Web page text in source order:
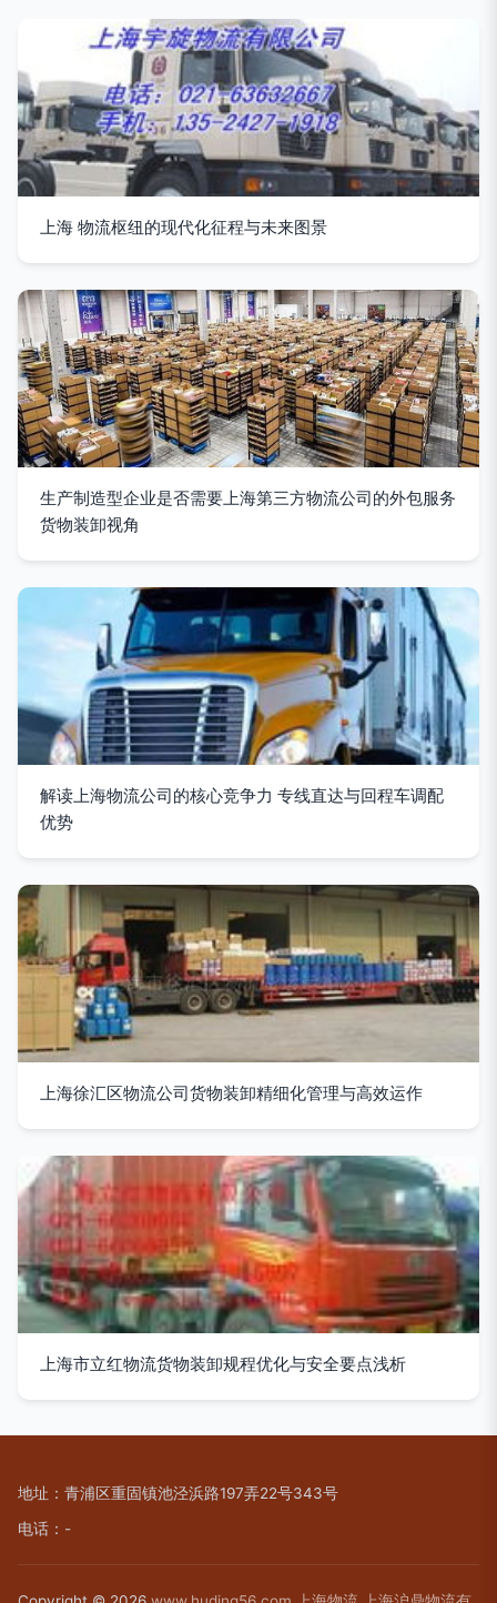
上海 物流枢纽的现代化征程与未来图景
生产制造型企业是否需要上海第三方物流公司的外包服务
货物装卸视角
解读上海物流公司的核心竞争力 专线直达与回程车调配
优势
上海徐汇区物流公司货物装卸精细化管理与高效运作
上海市立红物流货物装卸规程优化与安全要点浅析
地址：青浦区重固镇池泾浜路197弄22号343号
电话：-